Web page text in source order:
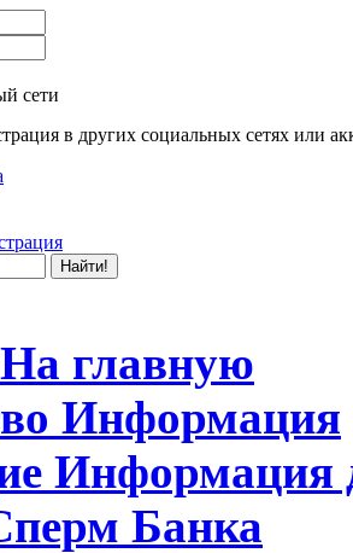
сети
в других социальных сетях или
На главную
Информация
Банка